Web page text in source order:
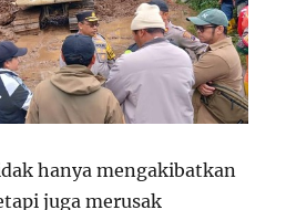
hanya mengakibatkan
juga merusak